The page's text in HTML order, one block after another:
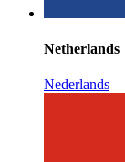
Netherlands
Nederlands